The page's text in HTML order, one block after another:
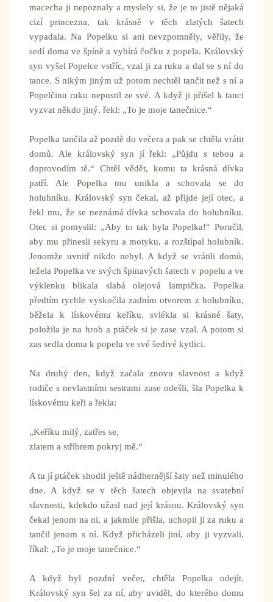
macecha ji nepoznaly a myslely si, že je to jistě nějaká
cizí princezna, tak krásně v těch zlatých šatech
vypadala. Na Popelku si ani nevzpomněly, věřily, že
sedí doma ve špíně a vybírá čočku z popela. Královský
syn vyšel Popelce vstříc, vzal ji za ruku a dal se s ní do
tance. S nikým jiným už potom nechtěl tančit než s ní a
Popelčinu ruku nepustil ze své. A když ji přišel k tanci
vyzvat někdo jiný, řekl: „To je moje tanečnice.“
Popelka tančila až pozdě do večera a pak se chtěla vrátit
domů. Ale královský syn jí řekl: „Půjdu s tebou a
doprovodím tě.“ Chtěl vědět, komu ta krásná dívka
patří. Ale Popelka mu unikla a schovala se do
holubníku. Královský syn čekal, až přijde její otec, a
řekl mu, že se neznámá dívka schovala do holubníku.
Otec si pomyslil: „Aby to tak byla Popelka!“ Poručil,
aby mu přinesli sekyru a motyku, a rozštípal holubník.
Jenomže uvnitř nikdo nebyl. A když se vrátili domů,
ležela Popelka ve svých špinavých šatech v popelu a ve
výklenku blikala slabá olejová lampička. Popelka
předtím rychle vyskočila zadním otvorem z holubníku,
běžela k lískovému keříku, svlékla si krásné šaty,
položila je na hrob a ptáček si je zase vzal. A potom si
zas sedla doma k popelu ve své šedivé kytlici.
Na druhý den, když začala znovu slavnost a když
rodiče s nevlastními sestrami zase odešli, šla Popelka k
lískovému keři a řekla:
„Keříku milý, zatřes se,
zlatem a stříbrem pokryj mě.“
A tu jí ptáček shodil ještě nádhernější šaty než minulého
dne. A když se v těch šatech objevila na svatební
slavnosti, kdekdo užasl nad její krásou. Královský syn
čekal jenom na ni, a jakmile přišla, uchopil ji za ruku a
tančil jenom s ní. Když přicházeli jiní, aby ji vyzvali,
říkal: „To je moje tanečnice.“
A když byl pozdní večer, chtěla Popelka odejít.
Královský syn šel za ní, aby uviděl, do kterého domu